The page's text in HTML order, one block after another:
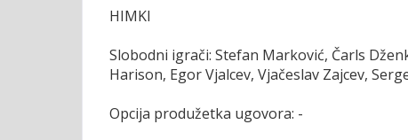
HIMKI
Slobodni igrači: Stefan Marković, Čarls
Harison, Egor Vjalcev, Vjačeslav Zajcev,
Opcija produžetka ugovora: -